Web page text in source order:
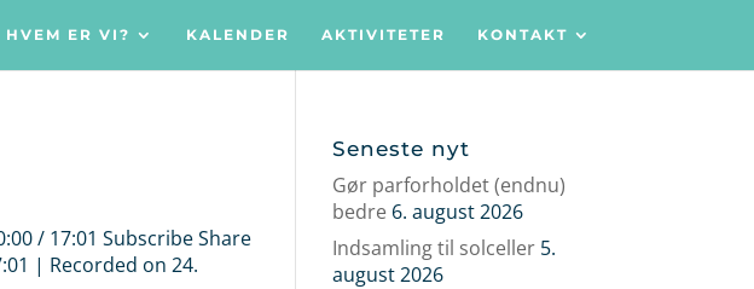
HVEM ER VI? KALENDER AKTIVITETER KONTAKT
/ 17:01 Subscribe Share
| Recorded on 24.
Seneste nyt
Gør parforholdet (endnu)
bedre 6. august 2026
Indsamling til solceller 5.
august 2026